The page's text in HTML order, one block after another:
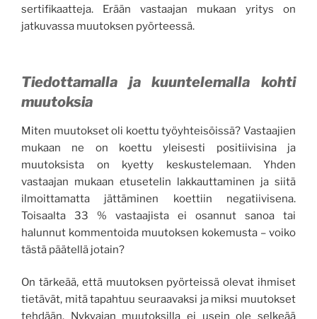
sertifikaatteja. Erään vastaajan mukaan yritys on
jatkuvassa muutoksen pyörteessä.
Tiedottamalla ja kuuntelemalla kohti
muutoksia
Miten muutokset oli koettu työyhteisöissä? Vastaajien
mukaan ne on koettu yleisesti positiivisina ja
muutoksista on kyetty keskustelemaan. Yhden
vastaajan mukaan etusetelin lakkauttaminen ja siitä
ilmoittamatta jättäminen koettiin negatiivisena.
Toisaalta 33 % vastaajista ei osannut sanoa tai
halunnut kommentoida muutoksen kokemusta – voiko
tästä päätellä jotain?
On tärkeää, että muutoksen pyörteissä olevat ihmiset
tietävät, mitä tapahtuu seuraavaksi ja miksi muutokset
tehdään. Nykyajan muutoksilla ei usein ole selkeää